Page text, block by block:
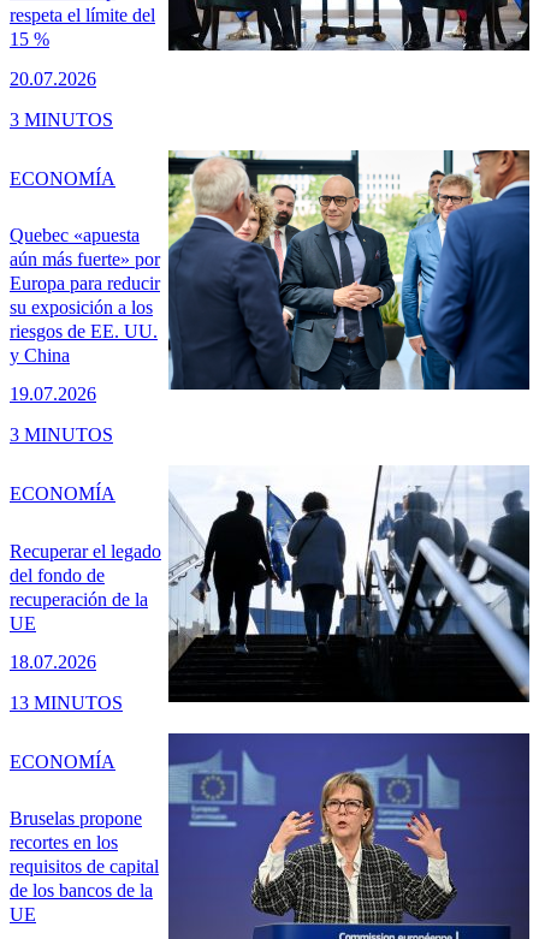
respeta el límite del
15 %
20.07.2026
3 MINUTOS
Quebec «apuesta
aún más fuerte» por
Europa para reducir
su exposición a los
riesgos de EE. UU.
y China
19.07.2026
ECONOMÍA
3 MINUTOS
Recuperar el legado
del fondo de
recuperación de la
UE
18.07.2026
ECONOMÍA
13 MINUTOS
Bruselas propone
recortes en los
requisitos de capital
de los bancos de la
UE
ECONOMÍA